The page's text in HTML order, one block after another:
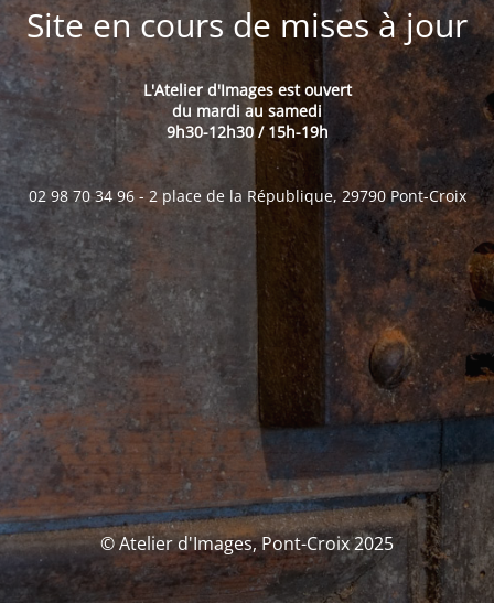
Site en cours de mises à jour
L'Atelier d'Images est ouvert
du mardi au samedi
9h30-12h30 / 15h-19h
02 98 70 34 96 - 2 place de la République, 29790 Pont-Croix
© Atelier d'Images, Pont-Croix 2025